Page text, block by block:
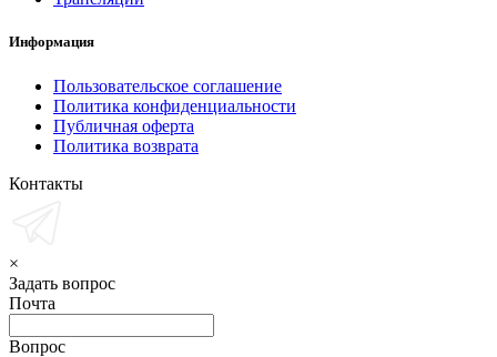
Информация
Пользовательское соглашение
Политика конфиденциальности
Публичная оферта
Политика возврата
Контакты
×
Задать вопрос
Почта
Вопрос